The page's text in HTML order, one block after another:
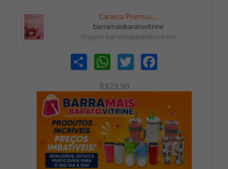
Caneca Premiu...
barramaisbaratovitrine
Origem: barramaisbaratovitrine
Share WhatsAppTwitter Facebook
R$23,90